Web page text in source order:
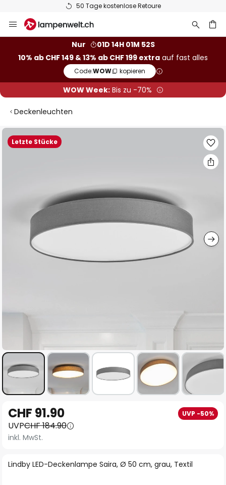
50 Tage kostenlose Retoure
Inhalt
Nur
01D 14H 01M 51S
10% ab CHF 149 & 13% ab CHF 199 extra auf fast alles
Code:WOW kopieren
WOW Week:Bis zu -70%
Deckenleuchten
Letzte Stücke
Zum
Ende
Anfang
der
Bildgalerie
Lindby LED-Deckenlampe Saira, Ø 50 cm, grau, Textil
CHF 91.90 UVP -50%
UVPCHF 184.90
inkl. MwSt.